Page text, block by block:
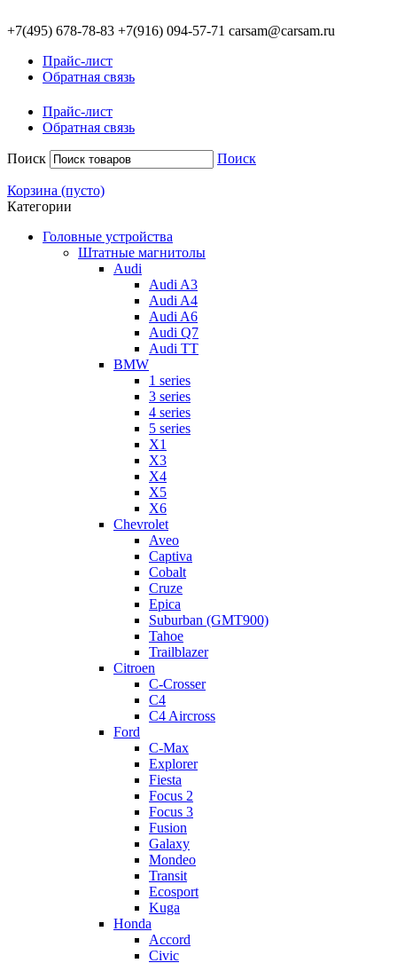
+7(495) 678-78-83 +7(916) 094-57-71 carsam@carsam.ru
Прайс-лист
Обратная связь
Прайс-лист
Обратная связь
Поиск Поиск
Корзина (пусто)
Категории
Головные устройства
Штатные магнитолы
Audi
Audi A3
Audi A4
Audi A6
Audi Q7
Audi TT
BMW
1 series
3 series
4 series
5 series
X1
X3
X4
X5
X6
Chevrolet
Aveo
Captiva
Cobalt
Cruze
Epica
Suburban (GMT900)
Tahoe
Trailblazer
Citroen
C-Crosser
C4
C4 Aircross
Ford
C-Max
Explorer
Fiesta
Focus 2
Focus 3
Fusion
Galaxy
Mondeo
Transit
Ecosport
Kuga
Honda
Accord
Civic